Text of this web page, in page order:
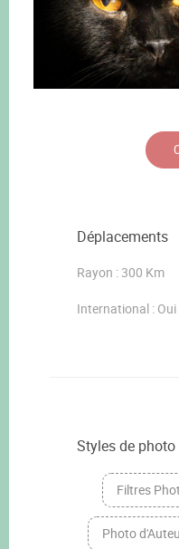
Déplacements
Rayon : 300 Km
International : Oui
Styles de photo
Filtres
Photo